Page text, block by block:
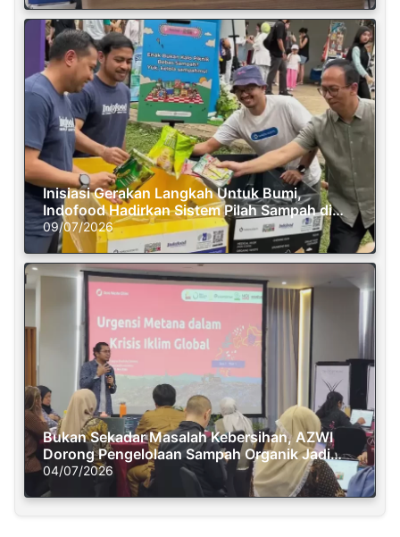
Inisiasi Gerakan Langkah Untuk Bumi,
Indofood Hadirkan Sistem Pilah Sampah di
Semasa Piknik
09/07/2026
Bukan Sekadar Masalah Kebersihan, AZWI
Dorong Pengelolaan Sampah Organik Jadi
Solusi Krisis Iklim
04/07/2026